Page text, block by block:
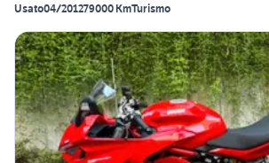
Usato04/201279000 KmTurismo